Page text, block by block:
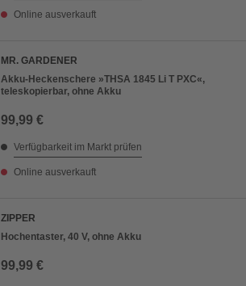
Online ausverkauft
MR. GARDENER
Akku-Heckenschere »THSA 1845 Li T PXC«,
teleskopierbar, ohne Akku
99,99 €
Verfügbarkeit im Markt prüfen
Online ausverkauft
ZIPPER
Hochentaster, 40 V, ohne Akku
99,99 €